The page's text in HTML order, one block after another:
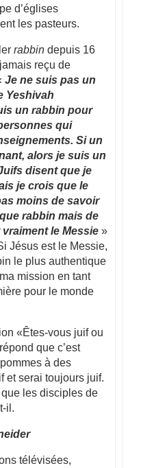
d’églises
les pasteurs.
rabbindepuis 16
reçu de
Je ne suis pas un
Yeshivah
un rabbin pour
qui
Si un
alors je suis un
disent que je
je crois que le
moins de savoir
rabbin mais de
le Messie»
Jésus est le Messie,
le plus authentique
mission en tant
pour le monde
«Êtes-vous juif ou
que c’est
à des
et serai toujours juif.
les disciples de
il.
télévisées,